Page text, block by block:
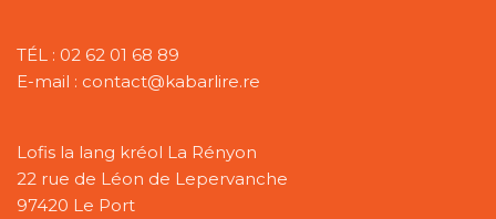
TÉL : 02 62 01 68 89
E-mail : contact@kabarlire.re
Lofis la lang kréol La Rényon
22 rue de Léon de Lepervanche
97420 Le Port